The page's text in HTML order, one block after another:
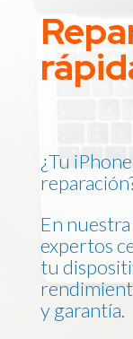
¿Tu
En
expertos
tu
y garantía.